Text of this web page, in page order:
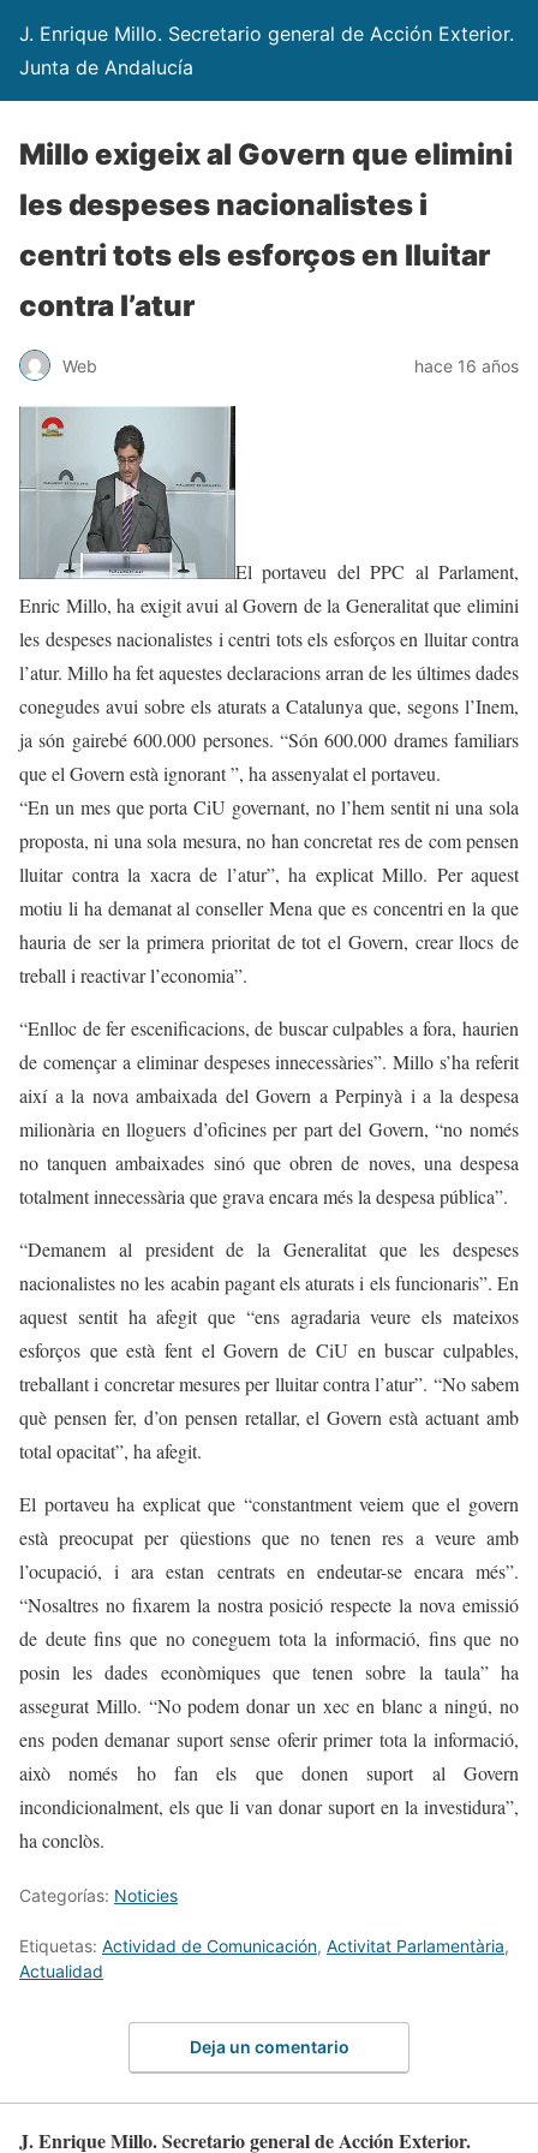
J. Enrique Millo. Secretario general de Acción Exterior.
Junta de Andalucía
Millo exigeix al Govern que elimini
les despeses nacionalistes i
centri tots els esforços en lluitar
contra l’atur
Web hace 16 años
El portaveu del PPC al Parlament,
Enric Millo, ha exigit avui al Govern de la Generalitat que elimini
les despeses nacionalistes i centri tots els esforços en lluitar contra
l’atur. Millo ha fet aquestes declaracions arran de les últimes dades
conegudes avui sobre els aturats a Catalunya que, segons l’Inem,
ja són gairebé 600.000 persones. “Són 600.000 drames familiars
que el Govern està ignorant ”, ha assenyalat el portaveu.
“En un mes que porta CiU governant, no l’hem sentit ni una sola
proposta, ni una sola mesura, no han concretat res de com pensen
lluitar contra la xacra de l’atur”, ha explicat Millo. Per aquest
motiu li ha demanat al conseller Mena que es concentri en la que
hauria de ser la primera prioritat de tot el Govern, crear llocs de
treball i reactivar l’economia”.
“Enlloc de fer escenificacions, de buscar culpables a fora, haurien
de començar a eliminar despeses innecessàries”. Millo s’ha referit
així a la nova ambaixada del Govern a Perpinyà i a la despesa
milionària en lloguers d’oficines per part del Govern, “no només
no tanquen ambaixades sinó que obren de noves, una despesa
totalment innecessària que grava encara més la despesa pública”.
“Demanem al president de la Generalitat que les despeses
nacionalistes no les acabin pagant els aturats i els funcionaris”. En
aquest sentit ha afegit que “ens agradaria veure els mateixos
esforços que està fent el Govern de CiU en buscar culpables,
treballant i concretar mesures per lluitar contra l’atur”. “No sabem
què pensen fer, d’on pensen retallar, el Govern està actuant amb
total opacitat”, ha afegit.
El portaveu ha explicat que “constantment veiem que el govern
està preocupat per qüestions que no tenen res a veure amb
l’ocupació, i ara estan centrats en endeutar-se encara més”.
“Nosaltres no fixarem la nostra posició respecte la nova emissió
de deute fins que no coneguem tota la informació, fins que no
posin les dades econòmiques que tenen sobre la taula” ha
assegurat Millo. “No podem donar un xec en blanc a ningú, no
ens poden demanar suport sense oferir primer tota la informació,
això només ho fan els que donen suport al Govern
incondicionalment, els que li van donar suport en la investidura”,
ha conclòs.
Categorías: Noticies
Etiquetas: Actividad de Comunicación, Activitat Parlamentària,
Actualidad
Deja un comentario
J. Enrique Millo. Secretario general de Acción Exterior.